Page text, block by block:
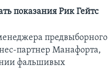
показания Рик Гейтс
предвыборного
партнер Манафорта,
фальшивых